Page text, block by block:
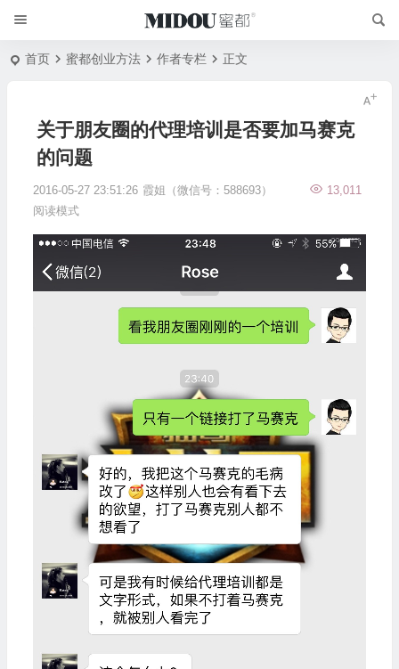
首页 蜜都创业方法 作者专栏 正文
关于朋友圈的代理培训是否要加马赛克
的问题
2016-05-27 23:51:26 霞姐（微信号：588693）
13,011
阅读模式